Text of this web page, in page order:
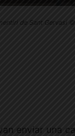
de Sant Gervasi
enviar una